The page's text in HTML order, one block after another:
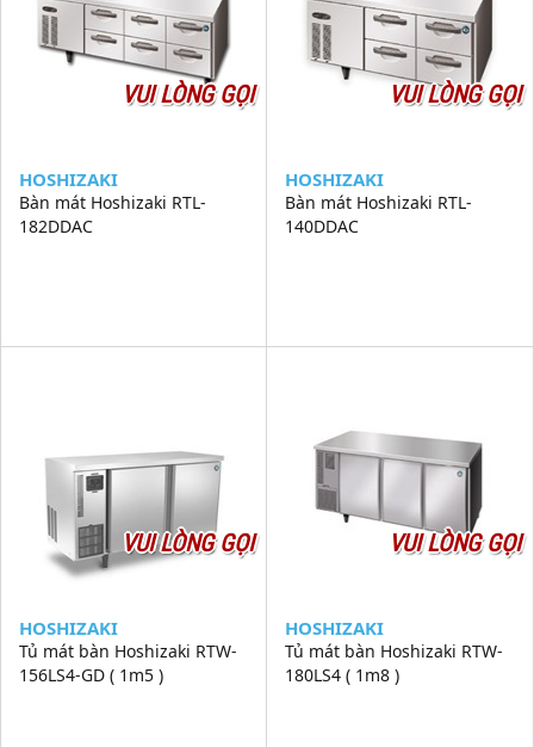
VUI LÒNG GỌI
HOSHIZAKI
Bàn mát Hoshizaki RTL-
182DDAC
VUI LÒNG GỌI
HOSHIZAKI
Bàn mát Hoshizaki RTL-
140DDAC
VUI LÒNG GỌI
HOSHIZAKI
Tủ mát bàn Hoshizaki RTW-
156LS4-GD ( 1m5 )
VUI LÒNG GỌI
HOSHIZAKI
Tủ mát bàn Hoshizaki RTW-
180LS4 ( 1m8 )